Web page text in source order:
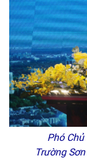
Phó
Trường